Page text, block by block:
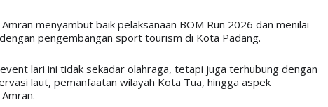
menyambut baik pelaksanaan BOM Run 2026 dan menilai
pengembangan sport tourism di Kota Padang.
lari ini tidak sekadar olahraga, tetapi juga terhubung dengan
laut, pemanfaatan wilayah Kota Tua, hingga aspek